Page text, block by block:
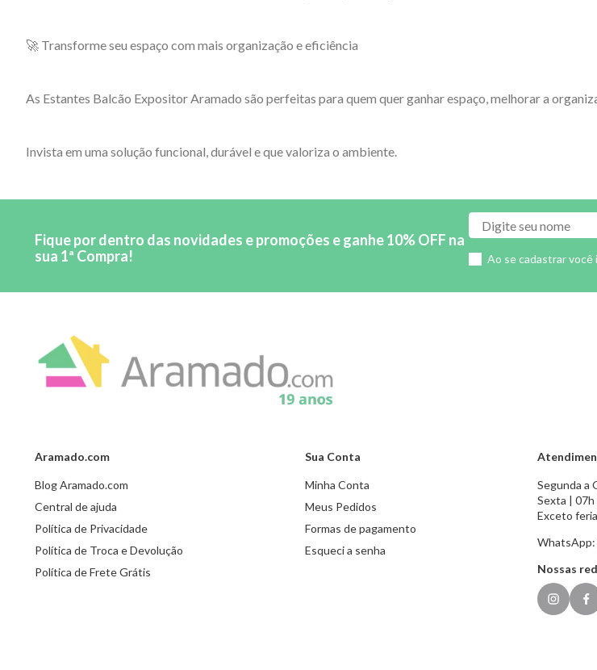
🚀 Transforme seu espaço com mais organização e eficiência
As Estantes Balcão Expositor Aramado são perfeitas para quem quer ganhar espaço, melhorar a
Invista em uma solução funcional, durável e que valoriza o ambiente.
Fique por dentro das novidades e promoções e ganhe 10% OFF na
sua 1ª Compra!
Ao se cadastrar
Aramado.com
Blog Aramado.com
Central de ajuda
Política de Privacidade
Política de Troca e Devolução
Política de Frete Grátis
Sua Conta
Minha Conta
Meus Pedidos
Formas de pagamento
Esqueci a senha
Segunda a
Sexta | 07h
Exceto
WhatsApp:
Nossas